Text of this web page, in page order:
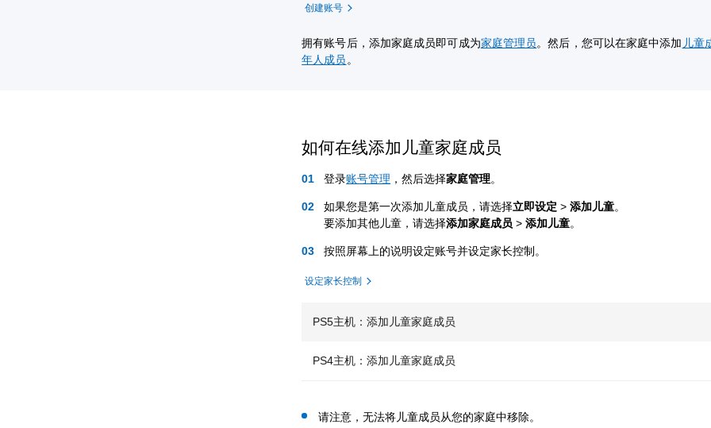
创建账号
拥有账号后，添加家庭成员即可成为家庭管理员。然后，您可以在家庭中添加 儿童
年人成员 。
如何在线添加儿童家庭成员
登录账号管理 ，然后选择家庭管理。
如果您是第一次添加儿童成员，请选择立即设定 >添加儿童。
要添加其他儿童，请选择添加家庭成员 >添加儿童。
按照屏幕上的说明设定账号并设定家长控制。
设定家长控制
PS5主机：添加儿童家庭成员
PS4主机：添加儿童家庭成员
请注意，无法将儿童成员从您的家庭中移除。